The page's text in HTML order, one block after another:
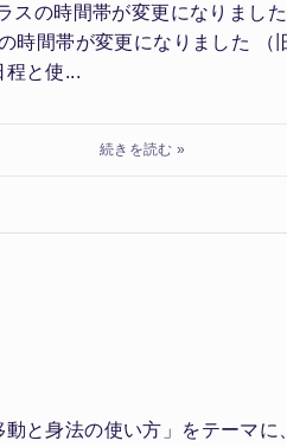
スの時間帯が変更になりま
時間帯が変更になりまし
程と使...
と身法の使い方」をテーマ